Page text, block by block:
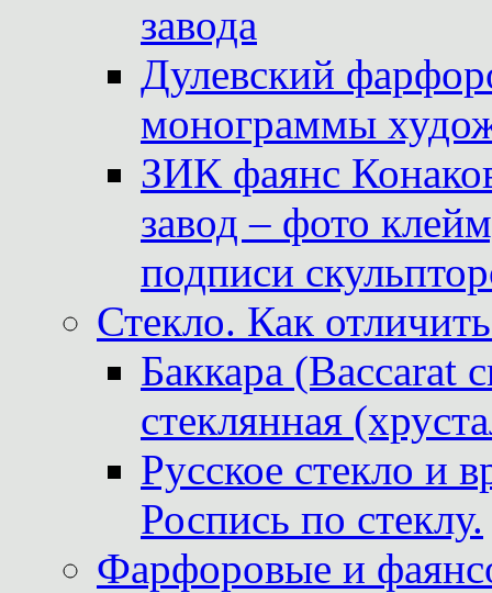
завода
Дулевский
монограммы
ЗИК фаянс
завод – фото
подписи
Стекло. Как
Баккара (Baccarat
стеклянная
Русское стекло и
Роспись по стеклу.
Фарфоровые и